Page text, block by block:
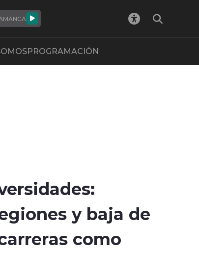
PROGRAMACIÓN
y baja de
como